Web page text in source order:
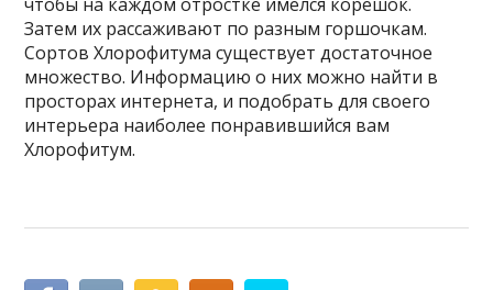
Затем их рассаживают по разным горшочкам.
Сортов Хлорофитума существует достаточное
множество. Информацию о них можно найти в
просторах интернета, и подобрать для своего
интерьера наиболее понравившийся вам
Хлорофитум.